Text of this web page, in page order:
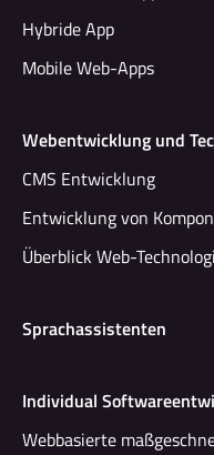
Hybride App
Mobile Web-Apps
Webentwicklung und
CMS Entwicklung
Entwicklung von
Überblick Web-
Sprachassistenten
Individual
Webbasierte